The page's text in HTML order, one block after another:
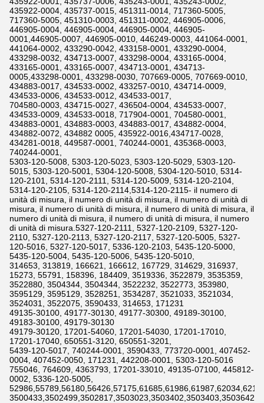
435922-0004, 435737-0015, 451311-0014, 717360-5005,
717360-5005, 451310-0003, 451311-0002, 446905-0006,
446905-0004, 446905-0004, 446905-0004, 446905-
0001,446905-0007, 446905-0010, 446249-0003, 441064-0001,
441064-0002, 433290-0042, 433158-0001, 433290-0004,
433298-0032, 434713-0007, 433298-0004, 433165-0004,
433165-0001, 433165-0007, 434713-0001, 434713-
0005,433298-0001, 433298-0030, 707669-0005, 707669-0010,
434883-0017, 434533-0002, 433257-0010, 434714-0009,
434533-0006, 434533-0012, 434533-0017,
704580-0003, 434715-0027, 436504-0004, 434533-0007,
434533-0009, 434533-0018, 717904-0001, 704580-0001,
434883-0001, 434883-0003, 434883-0017, 434882-0004,
434882-0072, 434882 0005, 435922-0016,434717-0028,
434281-0018, 449587-0001, 740244-0001, 435368-0003,
740244-0001,
5303-120-5008, 5303-120-5023, 5303-120-5029, 5303-120-
5015, 5303-120-5001, 5304-120-5008, 5304-120-5010, 5314-
120-2101, 5314-120-2111, 5314-120-5009, 5314-120-2104,
5314-120-2105, 5314-120-2114,5314-120-2115- il numero di
unità di misura, il numero di unità di misura, il numero di unità di
misura, il numero di unità di misura, il numero di unità di misura, il
numero di unità di misura, il numero di unità di misura, il numero
di unità di misura.5327-120-2111, 5327-120-2109, 5327-120-
2110, 5327-120-2113, 5327-120-2117, 5327-120-5005, 5327-
120-5016, 5327-120-5017, 5336-120-2103, 5435-120-5000,
5435-120-5004, 5435-120-5006, 5435-120-5010,
314653, 313819, 166621, 166612, 167729, 314629, 316937,
15273, 55791, 158396, 184409, 3519336, 3522879, 3535359,
3522880, 3504344, 3504344, 3522232, 3522773, 353980,
3595129, 3595129, 3528251, 3534287, 3521033, 3521034,
3524031, 3522075, 3590433, 314653, 171231
49135-30100, 49177-30130, 49177-30300, 49189-30100,
49183-30100, 49179-30130
49179-30120, 17201-54060, 17201-54030, 17201-17010,
17201-17040, 650551-3120, 650551-3201,
5439-120-5017, 740244-0001, 3590433, 773720-0001, 407452-
0004, 407452-0050, 171231, 442208-0001, 5303-120-5016
755046, 764609, 4363793, 17201-33010, 49135-07100, 445812-
0002, 5336-120-5005,